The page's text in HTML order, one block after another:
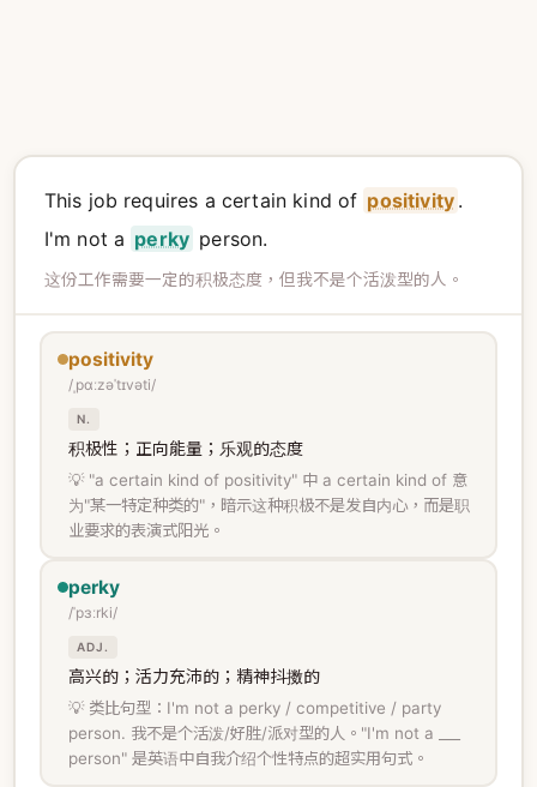
This job requires a certain kind of positivity .
I'm not a perky person.
这份工作需要一定的积极态度，但我不是个活泼型的人。
positivity
/ˌpɑːzəˈtɪvəti/
N.
积极性；正向能量；乐观的态度
💡 "a certain kind of positivity" 中 a certain kind of 意
为"某一特定种类的"，暗示这种积极不是发自内心，而是职
业要求的表演式阳光。
perky
/ˈpɜːrki/
ADJ.
高兴的；活力充沛的；精神抖擞的
💡 类比句型：I'm not a perky / competitive / party
person. 我不是个活泼/好胜/派对型的人。"I'm not a ___
person" 是英语中自我介绍个性特点的超实用句式。